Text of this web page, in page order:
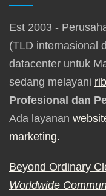
Est 2003 -
(TLD internasional
datacenter untuk
sedang melayani
Profesional dan
Ada layanan
marketing.
Beyond Ordinary
Worldwide